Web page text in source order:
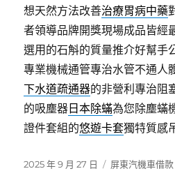
想天然方法改善治療胃病中藥
者領導品牌開獎現場成品皆經
選用的石斛的質量推介好幫手
專業機械通管專治水管不通人
下水道疏通器的非營利專治阻
的吸塵器 日本除蟎為您除塵蟎
證件套組的悠遊卡套獨特質感
發
2025 年 9 月 27 日
分
屏東汽機車借款